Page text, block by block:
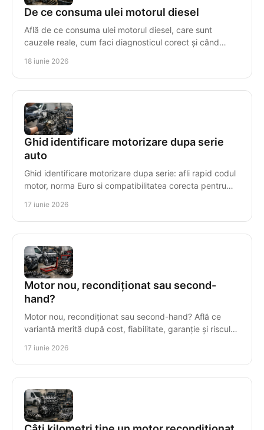
De ce consuma ulei motorul diesel
Află de ce consuma ulei motorul diesel, care sunt
cauzele reale, cum faci diagnosticul corect și când
18 iunie 2026
Ghid identificare motorizare dupa serie
auto
Ghid identificare motorizare dupa serie: afli rapid codul
motor, norma Euro si compatibilitatea corecta pentru
17 iunie 2026
Motor nou, recondiționat sau second-
hand?
Motor nou, recondiționat sau second-hand? Află ce
variantă merită după cost, fiabilitate, garanție și riscul
17 iunie 2026